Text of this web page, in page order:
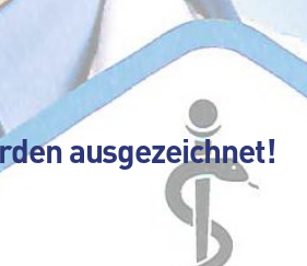
ausgezeichnet!